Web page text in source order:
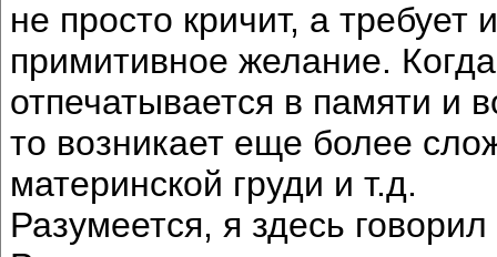
не просто кричит, а
примитивное желание.
отпечатывается в памяти и
то возникает еще более
материнской груди и т.д.
Разумеется, я здесь